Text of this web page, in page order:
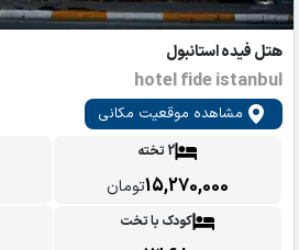
هتل فیده استانبول
hotel fide istanbul
مشاهده موقعیت مکانی
2 تخته
15,270,000تومان
کودک با تخت